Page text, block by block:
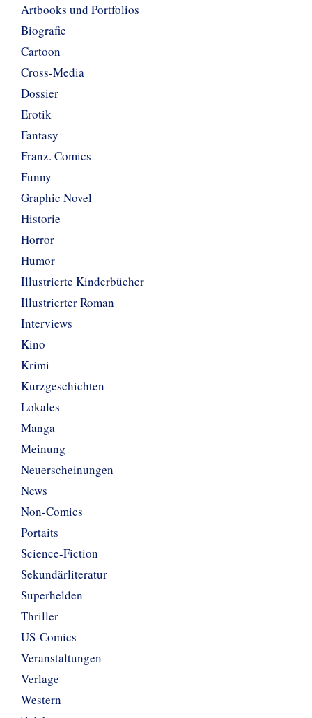
Artbooks und Portfolios
Biografie
Cartoon
Cross-Media
Dossier
Erotik
Fantasy
Franz. Comics
Funny
Graphic Novel
Historie
Horror
Humor
Illustrierte Kinderbücher
Illustrierter Roman
Interviews
Kino
Krimi
Kurzgeschichten
Lokales
Manga
Meinung
Neuerscheinungen
News
Non-Comics
Portaits
Science-Fiction
Sekundärliteratur
Superhelden
Thriller
US-Comics
Veranstaltungen
Verlage
Western